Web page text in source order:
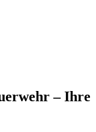
– Ihre